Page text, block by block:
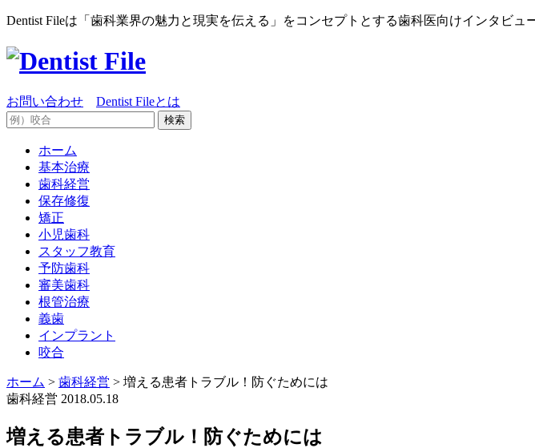
Dentist Fileは「歯科業界の魅力と現実を伝える」をコンセプトとする歯科医向けインタビュ
お問い合わせ Dentist Fileとは
ホーム
基本治療
歯科経営
保存修復
矯正
小児歯科
スタッフ教育
予防歯科
審美歯科
根管治療
義歯
インプラント
咬合
ホーム > 歯科経営 > 増える患者トラブル！防ぐためには
歯科経営 2018.05.18
増える患者トラブル！防ぐためには